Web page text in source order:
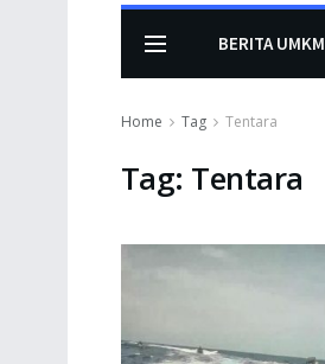
BERITA UMKM
Home Tag Tentara
Tag: Tentara